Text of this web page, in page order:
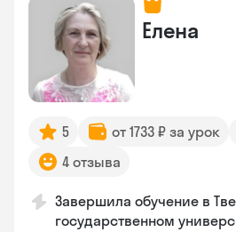
Елена
5 от 1733 ₽ за урок
4 отзыва
Завершила обучение в
государственном